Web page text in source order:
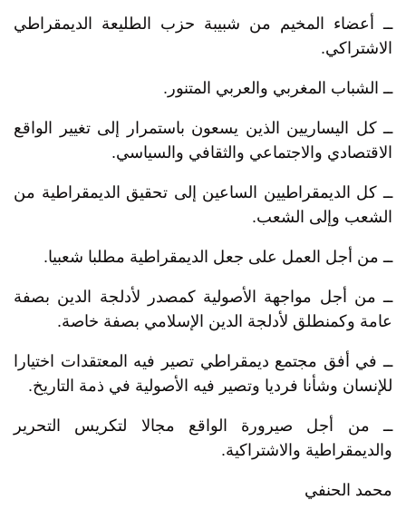
ــ أعضاء المخيم من شبيبة حزب الطليعة الديمقراطي
الاشتراكي.
ــ الشباب المغربي والعربي المتنور.
ــ كل اليساريين الذين يسعون باستمرار إلى تغيير الواقع
الاقتصادي والاجتماعي والثقافي والسياسي.
ــ كل الديمقراطيين الساعين إلى تحقيق الديمقراطية من
الشعب وإلى الشعب.
ــ من أجل العمل على جعل الديمقراطية مطلبا شعبيا.
ــ من أجل مواجهة الأصولية كمصدر لأدلجة الدين بصفة
عامة وكمنطلق لأدلجة الدين الإسلامي بصفة خاصة.
ــ في أفق مجتمع ديمقراطي تصير فيه المعتقدات اختيارا
للإنسان وشأنا فرديا وتصير فيه الأصولية في ذمة التاريخ.
ــ من أجل صيرورة الواقع مجالا لتكريس التحرير
والديمقراطية والاشتراكية.
محمد الحنفي